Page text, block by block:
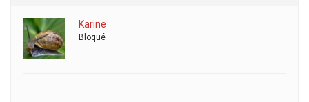
Karine
Bloqué